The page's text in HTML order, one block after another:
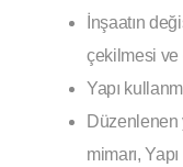
İnşaatın
çekilmesi ve
Yapı
Düzenlenen
mimarı,